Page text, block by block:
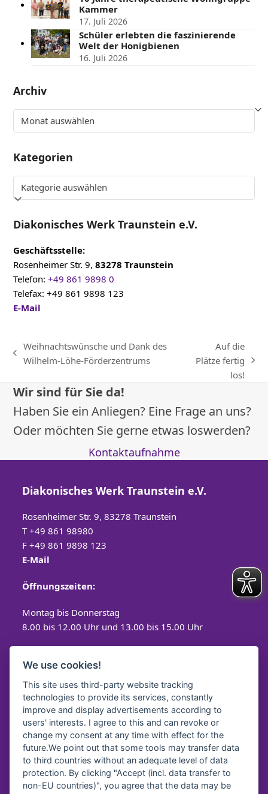
Kammer
17. Juli 2026
Schüler erlebten die faszinierende
Welt der Honigbienen
16. Juli 2026
Archiv
Archiv
Kategorien
Kategorien
Diakonisches Werk Traunstein e.V.
Geschäftsstelle:
Rosenheimer Str. 9,83278 Traunstein
Telefon:+49 861 9898 0
Telefax: +49 861 9898 123
E-Mail
vorheriger
Weihnachtswünsche und Dank des
Wilhelm-Löhe-Förderzentrums
Nächster
Auf die
Plätze fertig
los!
Wir sind für Sie da!
Haben Sie ein Anliegen? Eine Frage an uns?
Oder möchten Sie gerne etwas loswerden?
Kontaktaufnahme
Diakonisches Werk Traunstein e.V.
Rosenheimer Str. 9, 83278 Traunstein
T+49 861 98980
F +49 861 9898 123
E-Mail
Öffnungszeiten:
Montag bis Donnerstag
8.00 bis 12.00 Uhr und 13.00 bis 15.00 Uhr
8.00 bis 12.00 Uhr
Spendenkonto
Diakonisches Werk Traunstein e.V.
Kreissparkasse Traunstein-Trostberg
IBAN:DE64 7105 2050 0040 7535 92
We use cookies!
This site uses third-party website tracking
technologies to provide its services, constantly
improve and display advertisements according to
users' interests. I agree to this and can revoke or
change my consent at any time with effect for the
future.We point out that some tools may transfer data
to third countries without an adequate level of data
protection. By clicking "Accept (incl. data transfer to
non-EU countries)", you agree that the data may be